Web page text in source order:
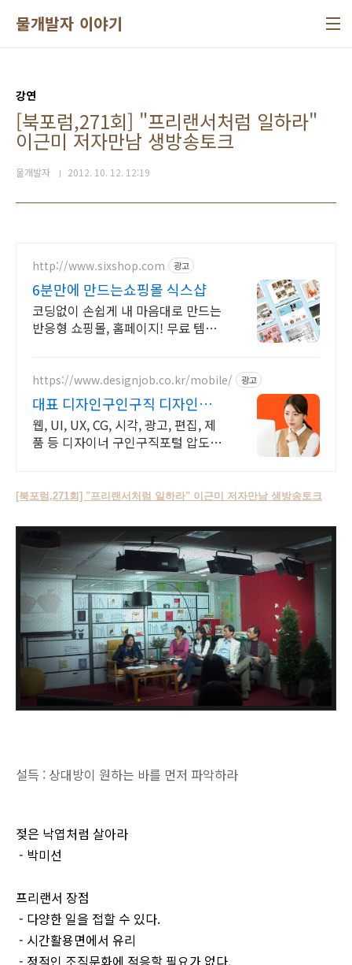
물개발자 이야기
강연
[북포럼,271회] "프리랜서처럼 일하라"
이근미 저자만남 생방송토크
물개발자 2012. 10. 12. 12:19
http://www.sixshop.com 광고
6분만에 만드는쇼핑몰 식스샵
코딩없이 손쉽게 내 마음대로 만드는
반응형 쇼핑몰, 홈페이지! 무료 템플
https://www.designjob.co.kr/mobile/ 광고
대표 디자인구인구직 디자인잡
대표 디자인 취업포털
웹, UI, UX, CG, 시각, 광고, 편집, 제
품 등 디자이너 구인구직포털 압도적
[북포럼,271회] "프리랜서처럼 일하라" 이근미 저자만남 생방송토크
설득 : 상대방이 원하는 바를 먼저 파악하라
젖은 낙엽처럼 살아라
- 박미선
프리랜서 장점
- 다양한 일을 접할 수 있다.
- 시간활용면에서 유리